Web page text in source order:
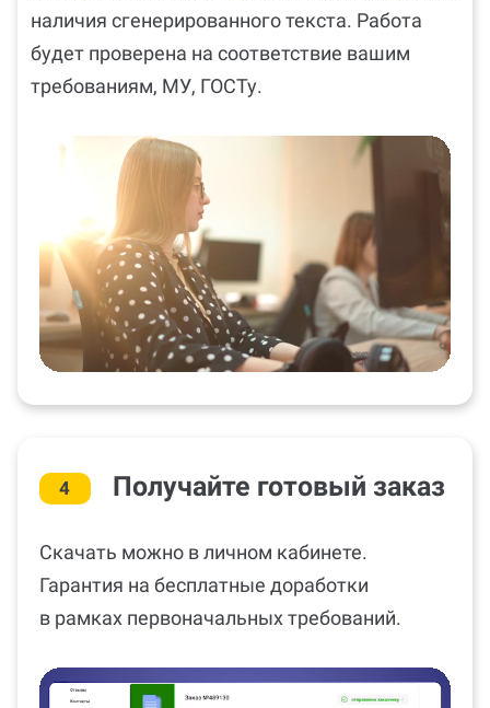
наличия сгенерированного текста. Работа
будет проверена на соответствие вашим
требованиям, МУ, ГОСТу.
4 Получайте готовый заказ
Скачать можно в личном кабинете.
Гарантия на бесплатные доработки
в рамках первоначальных требований.